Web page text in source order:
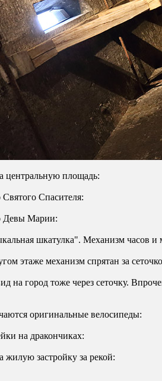
центральную площадь:
Спасителя:
Девы Марии:
шкатулка". Механизм часов и
этаже механизм спрятан за
на город тоже через сеточку.
оригинальные велосипеды:
на дракончиках:
жилую застройку за рекой: